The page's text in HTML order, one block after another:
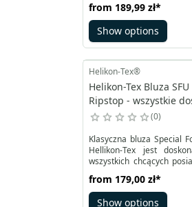
regulowane na rzepy,
wewnętrznie obszyty
from 189,99 zł*
Show options
Helikon-Tex®
Helikon-Tex Bluza
Ripstop - wszystkie
0
Klasyczna bluza Special
Hellikon-Tex jest
wszystkich chcących
z wytrzymałej
Helikon zapinana jest
from 179,00 zł*
Show options